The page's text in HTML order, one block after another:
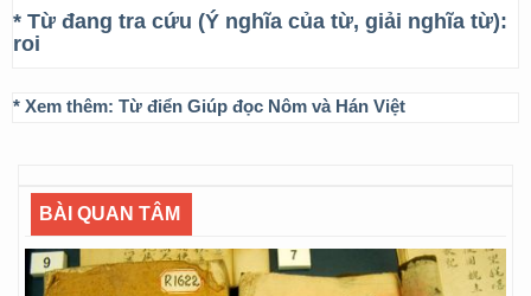
* Từ đang tra cứu (Ý nghĩa của từ, giải nghĩa từ):
roi
* Xem thêm: Từ điển Giúp đọc Nôm và Hán Việt
BÀI QUAN TÂM